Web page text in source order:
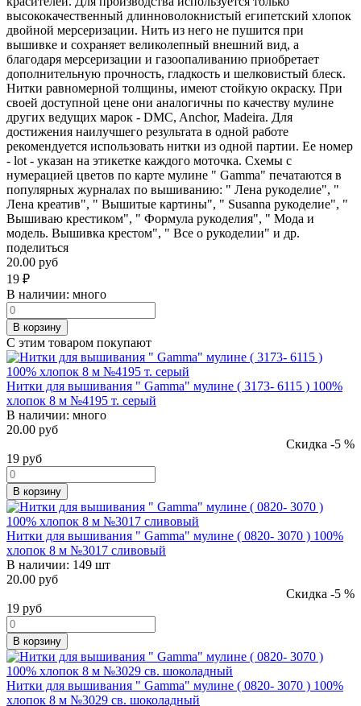
высококачественный длинноволокнистый египетский хлопок
двойной мерсеризации. Нить из него не пушится при
вышивке и сохраняет великолепный внешний вид, а
благодаря мерсеризации и газоопаливанию приобретает
дополнительную прочность, гладкость и шелковистый блеск.
Нитки равномерной толщины, имеют стойкую окраску. При
своей доступной цене они аналогичны по качеству мулине
других ведущих марок - DMC, Anchor, Madeira. Для
достижения наилучшего результата в одной работе
рекомендуется использовать нитки из одной партии. Ее номер
- lot - указан на этикетке каждого моточка. Схемы с
нумерацией цветов по карте мулине " Gamma" печатаются в
популярных журналах по вышиванию: " Лена рукоделие", "
Лена креатив", " Вышитые картины", " Susanna рукоделие", "
Вышиваю крестиком", " Формула рукоделия", " Мода и
модель. Вышивка крестом", " Все о рукоделии" и др.
поделиться
20.00 руб
19 ₽
В наличии: много
В корзину
С этим товаром покупают
Нитки для вышивания " Gamma" мулине ( 3173- 6115 ) 100%
хлопок 8 м №4195 т. серый
В наличии: много
20.00 руб
Скидка -5 %
19 руб
В корзину
Нитки для вышивания " Gamma" мулине ( 0820- 3070 ) 100%
хлопок 8 м №3017 сливовый
В наличии: 149 шт
20.00 руб
Скидка -5 %
19 руб
В корзину
Нитки для вышивания " Gamma" мулине ( 0820- 3070 ) 100%
хлопок 8 м №3029 св. шоколадный